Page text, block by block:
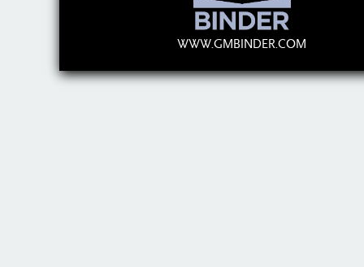
WWW.GMBINDER.COM